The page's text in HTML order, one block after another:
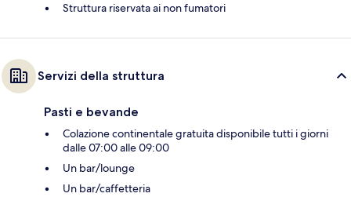
Struttura riservata ai non fumatori
Servizi della struttura
Pasti e bevande
Colazione continentale gratuita disponibile tutti i giorni
dalle 07:00 alle 09:00
Un bar/lounge
Un bar/caffetteria